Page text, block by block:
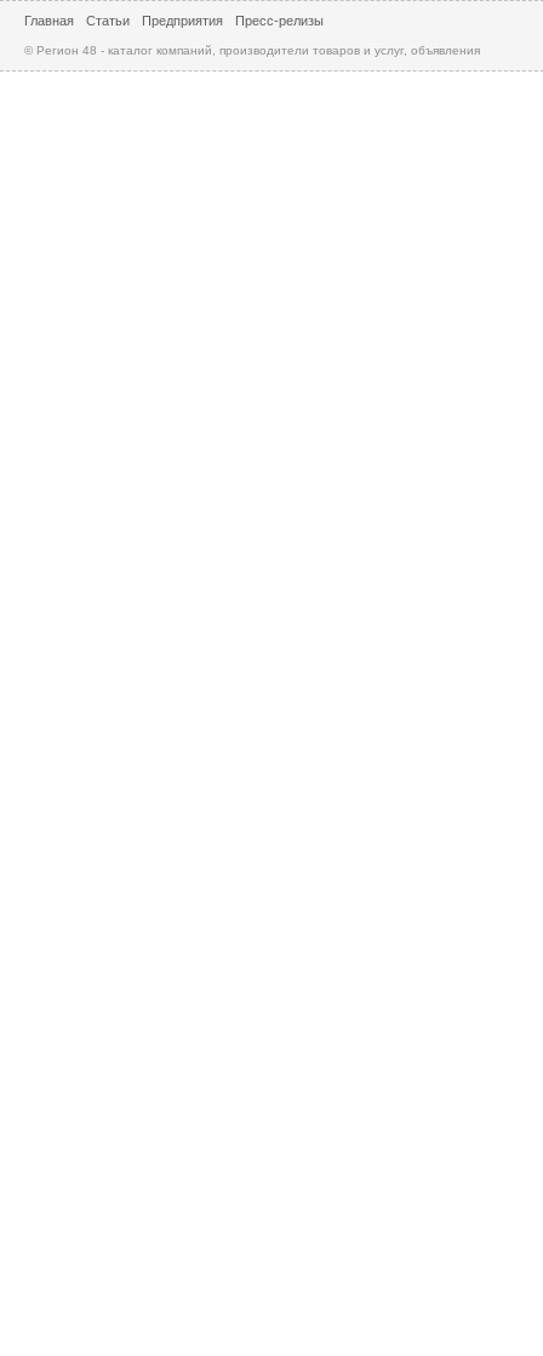
Главная Статьи Предприятия Пресс-релизы
© Регион 48 - каталог компаний, производители товаров и услуг, объявления